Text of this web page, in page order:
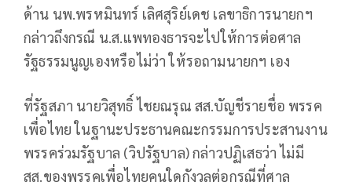
ด้าน นพ.พรหมินทร์ เลิศสุริย์เดช เลขาธิการนายกฯ
กล่าวถึงกรณี น.ส.แพทองธารจะไปให้การต่อศาล
รัฐธรรมนูญเองหรือไม่ว่า ให้รอถามนายกฯ เอง
ที่รัฐสภา นายวิสุทธิ์​ ไชย​ณ​รุณ​ สส.บัญชีรายชื่อ พรรค
เพื่อไทย ในฐานะประธานคณะกรรมการประสานงาน
พรรคร่วมรัฐบาล (วิปรัฐบาล) กล่าวปฏิเสธว่า ไม่มี​
สส.ของพรรคเพื่อไทย​คนใดกังวลต่อกรณีที่ศาล